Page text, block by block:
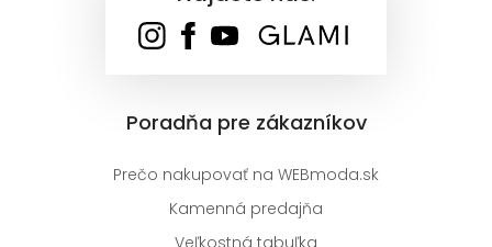
Poradňa pre zákazníkov
Prečo nakupovať na WEBmoda.sk
Kamenná predajňa
Veľkostná tabuľka